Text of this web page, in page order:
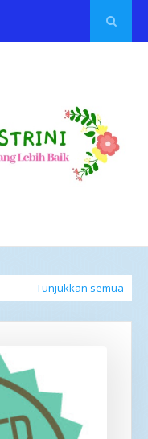
Tunjukkan semua